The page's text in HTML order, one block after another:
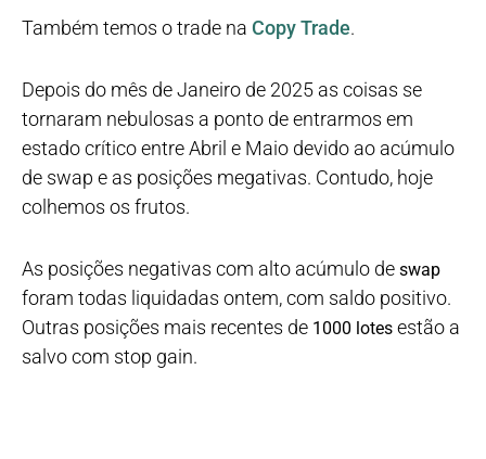
Também temos o trade na Copy Trade.
Depois do mês de Janeiro de 2025 as coisas se
tornaram nebulosas a ponto de entrarmos em
estado crítico entre Abril e Maio devido ao acúmulo
de swap e as posições megativas. Contudo, hoje
colhemos os frutos.
As posições negativas com alto acúmulo de swap
foram todas liquidadas ontem, com saldo positivo.
Outras posições mais recentes de 1000 lotes estão a
salvo com stop gain.